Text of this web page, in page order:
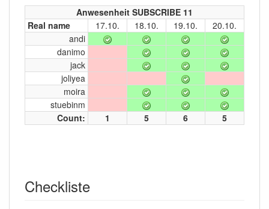
Anwesenheit SUBSCRIBE 11
Real name
17.10. 18.10. 19.10.
20.10.
andi
danimo
jack
joliyea
moira
stuebinm
Count:
1 5 6 5
Checkliste